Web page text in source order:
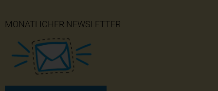
MONATLICHER NEWSLETTER